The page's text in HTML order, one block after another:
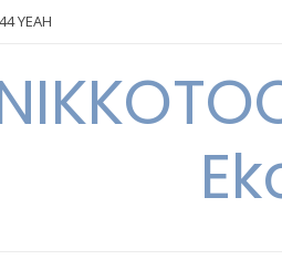
YEAH